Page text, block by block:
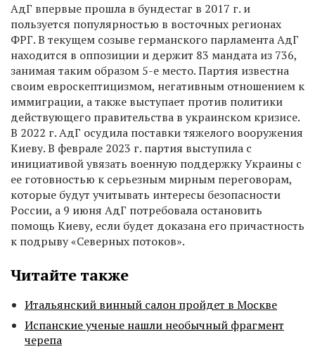
АдГ впервые прошла в бундестаг в 2017 г. и
пользуется популярностью в восточных регионах
ФРГ. В текущем созыве германского парламента АдГ
находится в оппозиции и держит 83 мандата из 736,
занимая таким образом 5-е место. Партия известна
своим евроскептицизмом, негативным отношением к
иммиграции, а также выступает против политики
действующего правительства в украинском кризисе.
В 2022 г. АдГ осудила поставки тяжелого вооружения
Киеву. В феврале 2023 г. партия выступила с
инициативой увязать военную поддержку Украины с
ее готовностью к серьезным мирным переговорам,
которые будут учитывать интересы безопасности
России, а 9 июня АдГ потребовала остановить
помощь Киеву, если будет доказана его причастность
к подрыву «Северных потоков».
Читайте также
Итальянский винный салон пройдет в Москве
Испанские ученые нашли необычный фрагмент
черепа